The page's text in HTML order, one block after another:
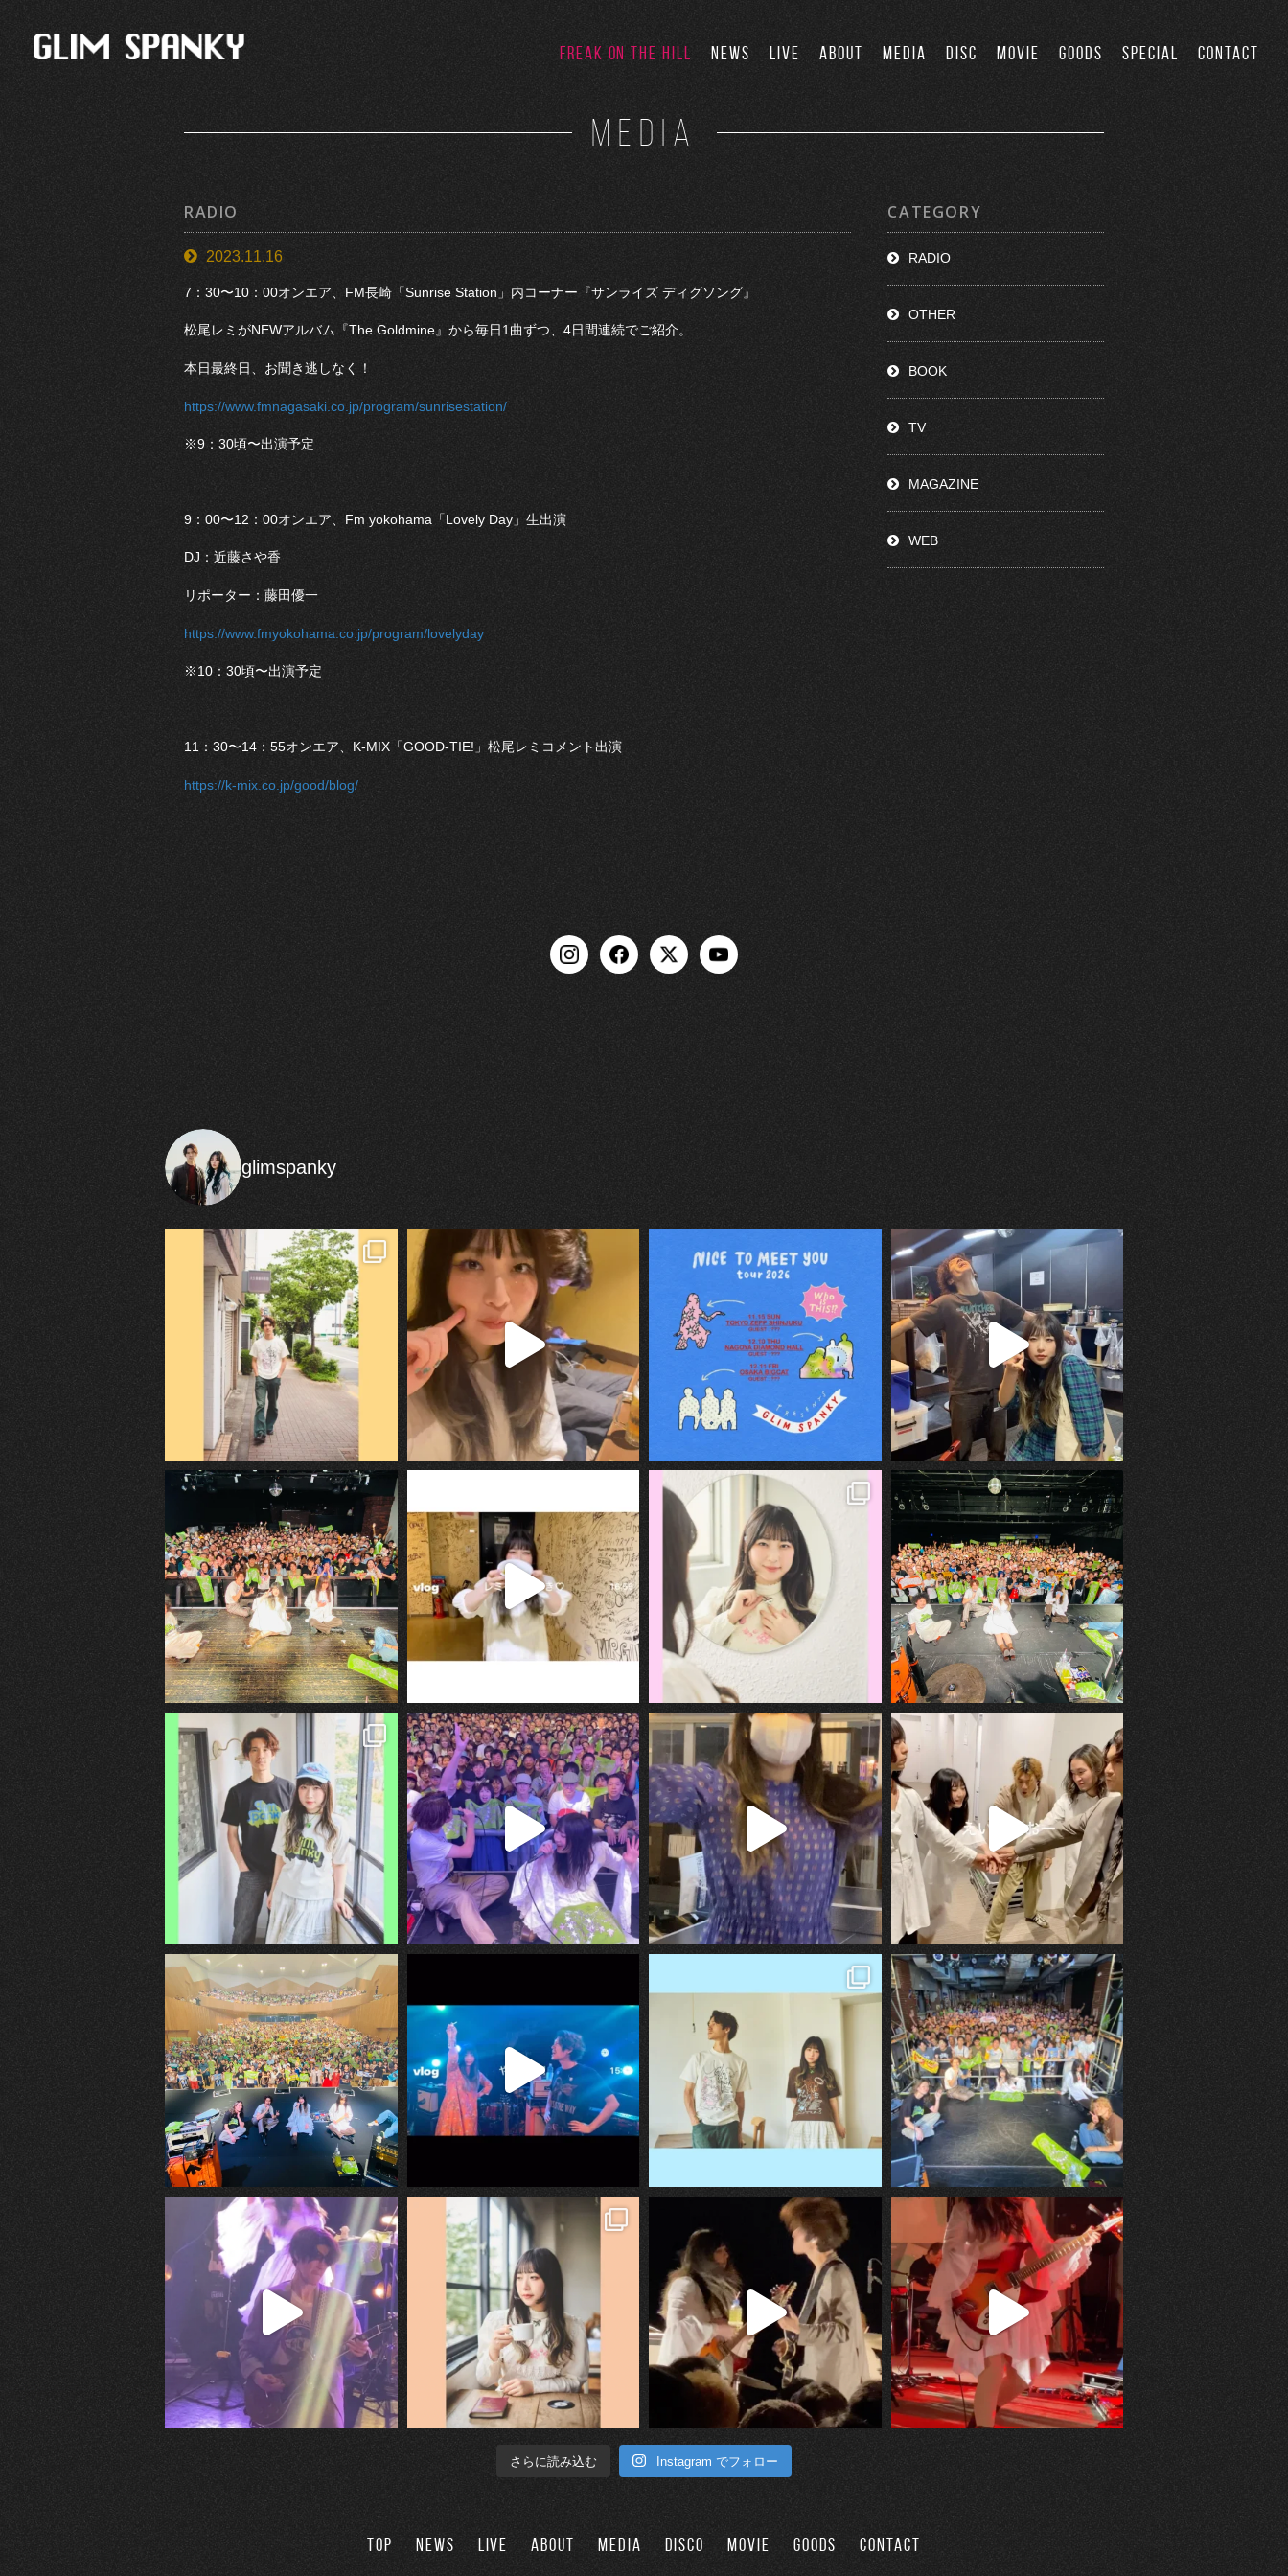
FREAK ON THE HILL NEWS LIVE ABOUT MEDIA DISC MOVIE GOODS SPECIAL CONTACT
MEDIA
RADIO
2023.11.16
7：30〜10：00オンエア、FM長崎「Sunrise Station」内コーナー『サンライズ ディグソング』
松尾レミがNEWアルバム『The Goldmine』から毎日1曲ずつ、4日間連続でご紹介。
本日最終日、お聞き逃しなく！
https://www.fmnagasaki.co.jp/program/sunrisestation/
※9：30頃〜出演予定
9：00〜12：00オンエア、Fm yokohama「Lovely Day」生出演
DJ：近藤さや香
リポーター：藤田優一
https://www.fmyokohama.co.jp/program/lovelyday
※10：30頃〜出演予定
11：30〜14：55オンエア、K-MIX「GOOD-TIE!」松尾レミコメント出演
https://k-mix.co.jp/good/blog/
CATEGORY
RADIO
OTHER
BOOK
TV
MAGAZINE
WEB
glimspanky
さらに読み込む Instagram でフォロー
TOP NEWS LIVE ABOUT MEDIA DISCO MOVIE GOODS CONTACT